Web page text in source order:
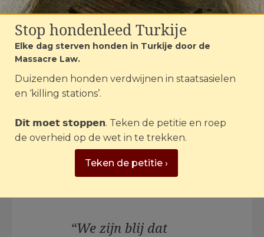
het voer voor de dieren al sinds het begin
van de invasie – al meer dan drie jaar.
Dit keer wordt de voorraad gedeeld met
militairen, die voor achtergebleven dieren
zorgen. Maar de opvangcentra zitten
overvol – niet alle honden kunnen
worden opgevangen.
Daarom delen de verzorgers van City of
Dogs een deel van het voer met militairen
dieren zorgen. Yuliya daarover:
“We zijn blij dat
Stop hondenleed Turkije
Elke dag sterven honden in Turkije door de
Massacre Law.
Duizenden honden verdwijnen in staatsasielen
en ‘killing stations’.
𝗗𝗶𝘁 𝗺𝗼𝗲𝘁 𝘀𝘁𝗼𝗽𝗽𝗲𝗻. Teken de petitie en roep
de overheid op de wet in te trekken.
Teken de petitie ›